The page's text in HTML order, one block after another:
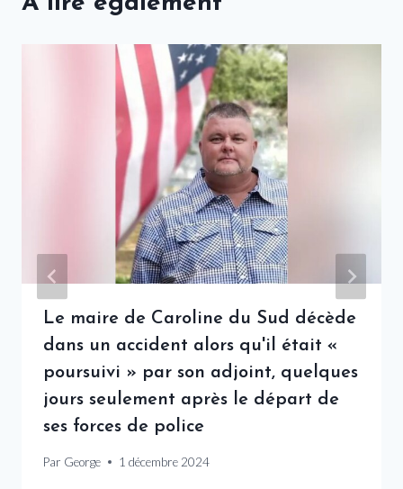
Le maire de Caroline du Sud décède
dans un accident alors qu'il était «
poursuivi » par son adjoint, quelques
jours seulement après le départ de
ses forces de police
Par George 1 décembre 2024